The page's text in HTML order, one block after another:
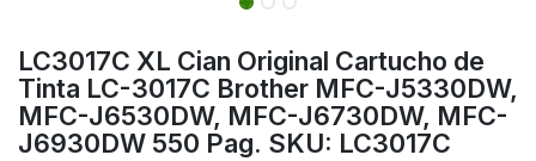
LC3017C XL Cian Original Cartucho de
Tinta LC-3017C Brother MFC-J5330DW,
MFC-J6530DW, MFC-J6730DW, MFC-
J6930DW 550 Pag. SKU: LC3017C